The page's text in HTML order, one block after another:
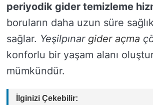
periyodik gider temizleme
boruların daha uzun süre
sağlar. Yeşilpınar gider açma
konforlu bir yaşam alanı
mümkündür.
İlginizi Çekebilir: